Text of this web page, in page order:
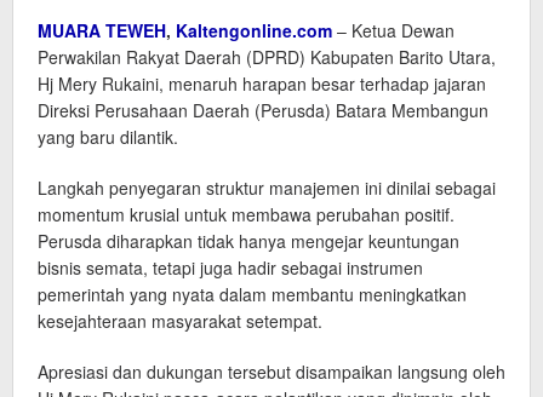
MUARA TEWEH, Kaltengonline.com – Ketua Dewan
Perwakilan Rakyat Daerah (DPRD) Kabupaten Barito Utara,
Hj Mery Rukaini, menaruh harapan besar terhadap jajaran
Direksi Perusahaan Daerah (Perusda) Batara Membangun
yang baru dilantik.
Langkah penyegaran struktur manajemen ini dinilai sebagai
momentum krusial untuk membawa perubahan positif.
Perusda diharapkan tidak hanya mengejar keuntungan
bisnis semata, tetapi juga hadir sebagai instrumen
pemerintah yang nyata dalam membantu meningkatkan
kesejahteraan masyarakat setempat.
Apresiasi dan dukungan tersebut disampaikan langsung oleh